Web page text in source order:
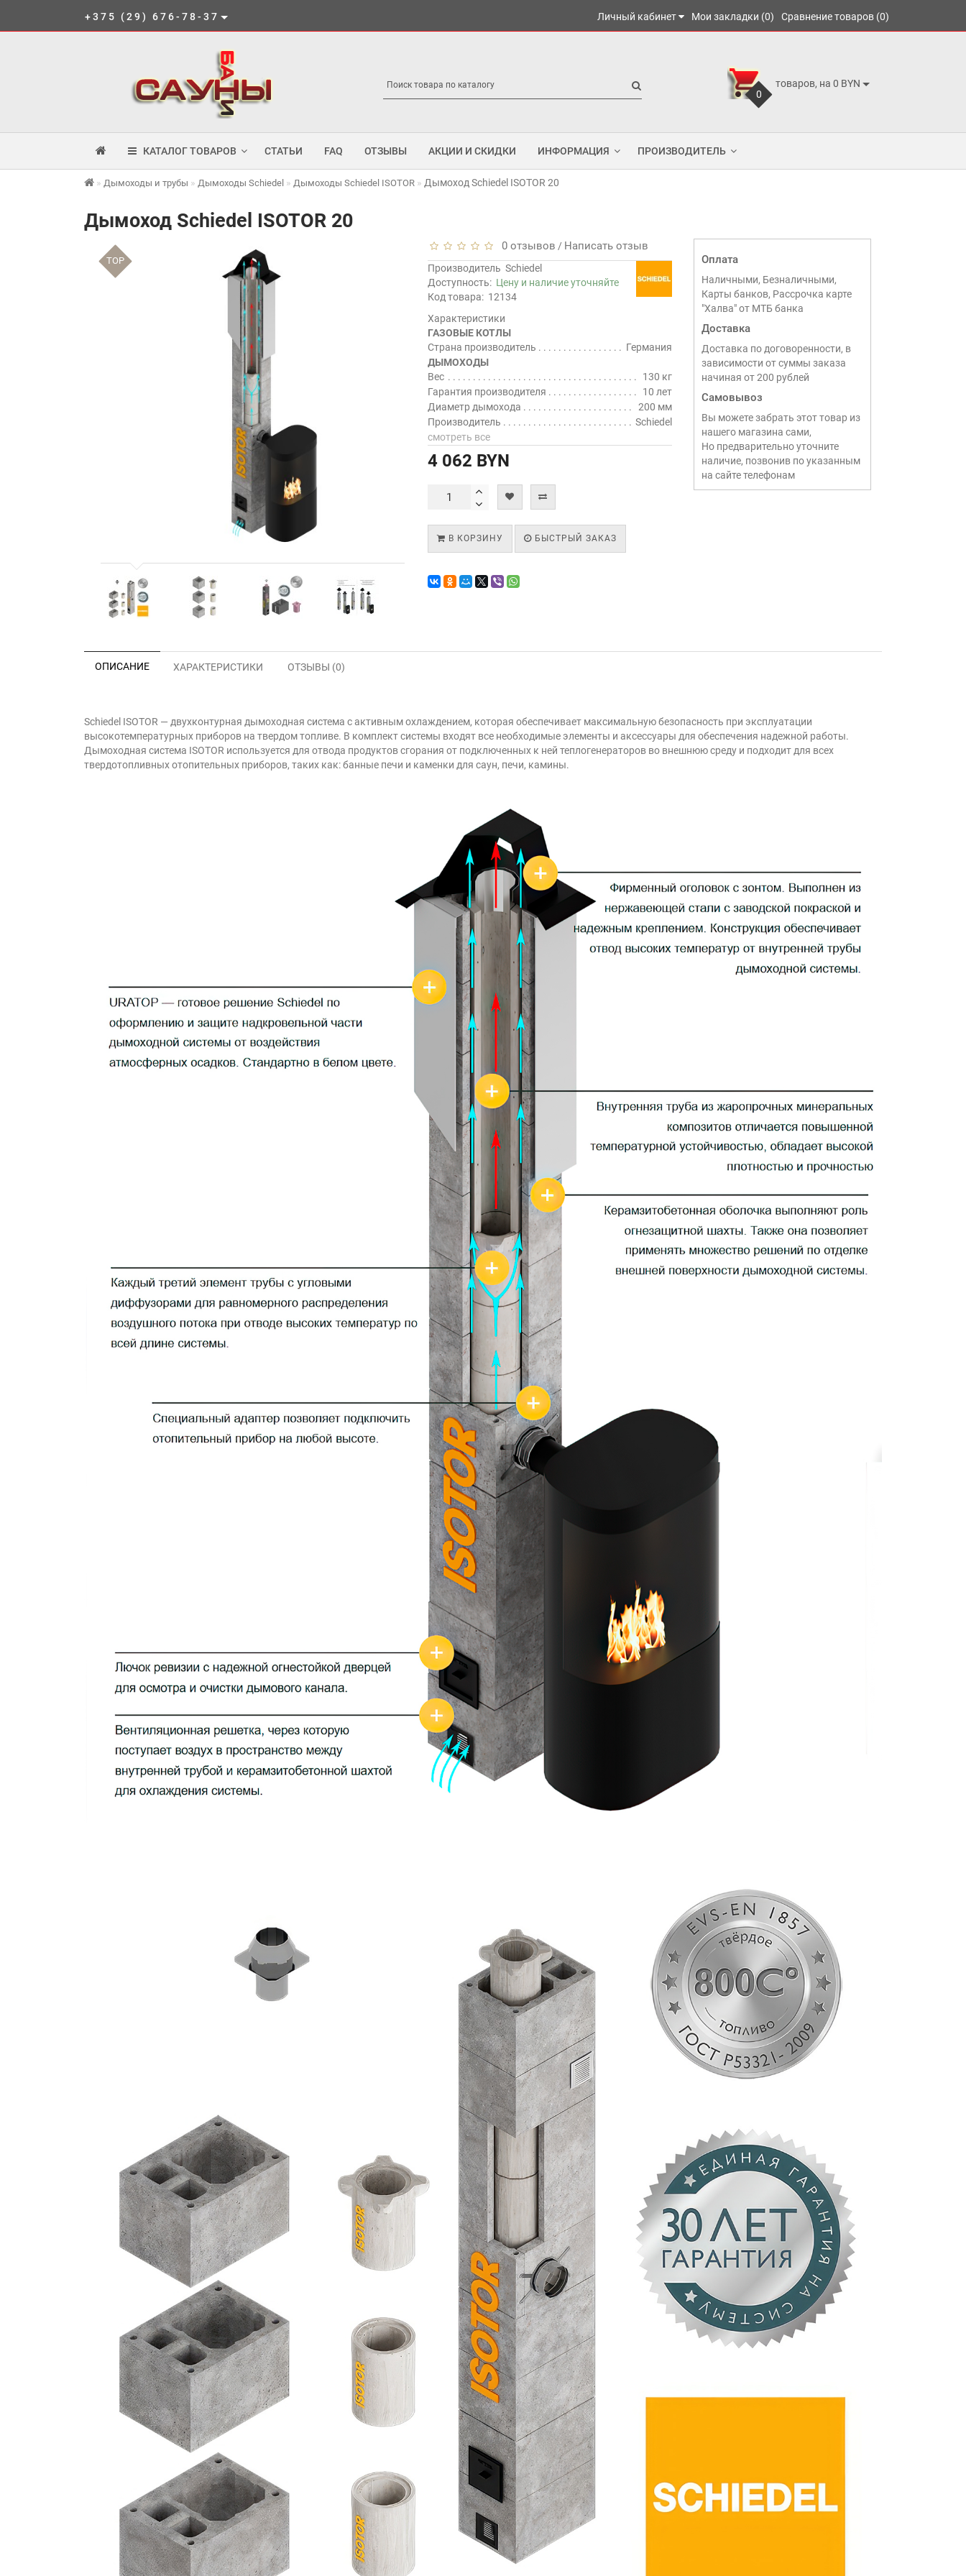
+375 (29) 676-78-37 Личный кабинет Мои закладки (0) Сравнение товаров (0)
0
товаров, на 0 BYN
КАТАЛОГ ТОВАРОВ СТАТЬИ FAQ ОТЗЫВЫ АКЦИИ И СКИДКИ ИНФОРМАЦИЯ ПРОИЗВОДИТЕЛЬ
Дымоходы и трубы Дымоходы Schiedel Дымоходы Schiedel ISOTOR Дымоход Schiedel ISOTOR 20
Дымоход Schiedel ISOTOR 20
TOP
0 отзывов / Написать отзыв
Производитель Schiedel
Доступность: Цену и наличие уточняйте
Код товара: 12134
Характеристики
ГАЗОВЫЕ КОТЛЫ
Страна производитель
Германия
ДЫМОХОДЫ
Вес
130 кг
Гарантия производителя
10 лет
Диаметр дымохода
200 мм
Производитель
Schiedel
смотреть все
4 062 BYN
В КОРЗИНУ БЫСТРЫЙ ЗАКАЗ
Оплата
Наличными, Безналичными,
Карты банков, Рассрочка карте
"Халва" от МТБ банка
Доставка
Доставка по договоренности, в
зависимости от суммы заказа
начиная от 200 рублей
Самовывоз
Вы можете забрать этот товар из
нашего магазина сами,
Но предварительно уточните
наличие, позвонив по указанным
на сайте телефонам
ОПИСАНИЕ ХАРАКТЕРИСТИКИ ОТЗЫВЫ (0)
Schiedel ISOTOR — двухконтурная дымоходная система с активным охлаждением, которая обеспечивает максимальную безопасность при эксплуатации
высокотемпературных приборов на твердом топливе. В комплект системы входят все необходимые элементы и аксессуары для обеспечения надежной работы.
Дымоходная система ISOTOR используется для отвода продуктов сгорания от подключенных к ней теплогенераторов во внешнюю среду и подходит для всех
твердотопливных отопительных приборов, таких как: банные печи и каменки для саун, печи, камины.